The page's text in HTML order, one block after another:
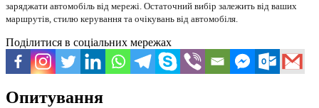
заряджати автомобіль від мережі. Остаточний вибір залежить від ваших
маршрутів, стилю керування та очікувань від автомобіля.
Поділитися в соціальних мережах
Опитування